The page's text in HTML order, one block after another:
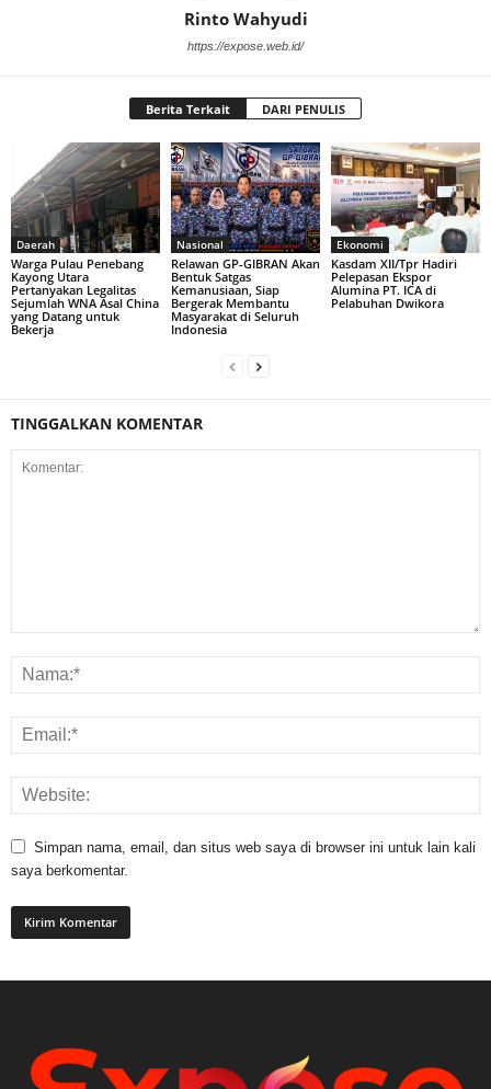
Rinto Wahyudi
https://expose.web.id/
Berita Terkait DARI PENULIS
Daerah
Warga Pulau Penebang
Kayong Utara
Pertanyakan Legalitas
Sejumlah WNA Asal China
yang Datang untuk
Bekerja
Nasional
Relawan GP-GIBRAN Akan
Bentuk Satgas
Kemanusiaan, Siap
Bergerak Membantu
Masyarakat di Seluruh
Indonesia
Ekonomi
Kasdam XII/Tpr Hadiri
Pelepasan Ekspor
Alumina PT. ICA di
Pelabuhan Dwikora
TINGGALKAN KOMENTAR
Simpan nama, email, dan situs web saya di browser ini untuk lain kali
saya berkomentar.